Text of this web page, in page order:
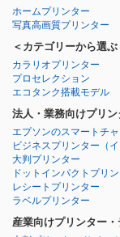
ホームプリンター
写真高画質プリンター
＜カテゴリーから選ぶ
カラリオプリンター
プロセレクション
エコタンク搭載モデル
法人・業務向けプリ
エプソンのスマートチ
ビジネスプリンター （
大判プリンター
ドットインパクトプリ
レシートプリンター
ラベルプリンター
産業向けプリンター